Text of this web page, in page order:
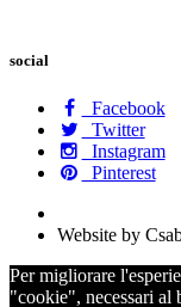
social
Facebook
Twitter
Instagram
Pinterest
Website by
Per migliorare
"cookie", necessari al